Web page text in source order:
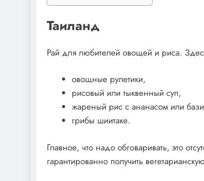
Таиланд
Рай для любителей овощей и риса.
овощные рулетики,
рисовый или тыквенный суп,
жареный рис с ананасом или
грибы шиитаке.
Главное, что надо обговаривать, это
гарантированно получить